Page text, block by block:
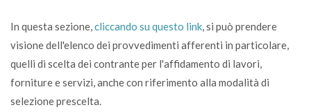
In questa sezione,cliccando su questo link, si può prendere
visione dell'elenco dei provvedimenti afferenti in particolare,
quelli di scelta dei contrante per l'affidamento di lavori,
forniture e servizi, anche con riferimento alla modalità di
selezione prescelta.